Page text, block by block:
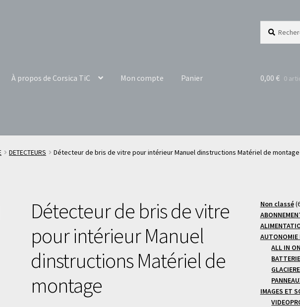
pour :
À propos de Corsica TiC Mon compte Panier 0,00 € 0
DETECTEURS Détecteur de bris de vitre pour intérieur Manuel dinstructions Matériel de montage
Détecteur de bris de vitre
pour intérieur Manuel
dinstructions Matériel de
montage
Non classé
AUTONOMIE
ALL IN
IMAGES ET